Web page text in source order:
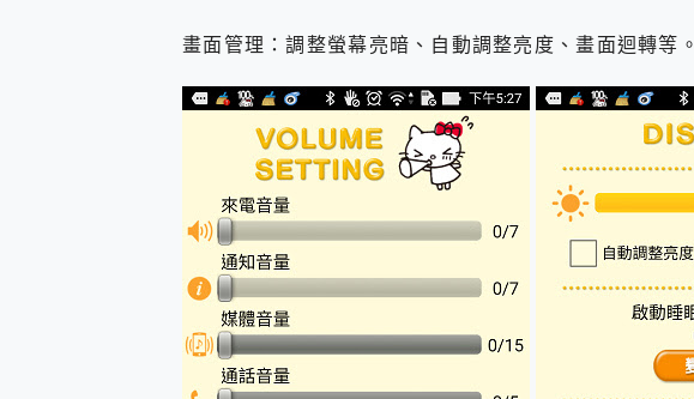
畫面管理：調整螢幕亮暗、自動調整亮度、畫面迴轉等。